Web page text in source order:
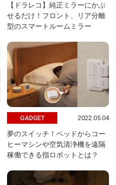
【ドラレコ】純正ミラーにかぶ
せるだけ！フロント、リア分離
型のスマートルームミラー
GADGET 2022.05.04
夢のスイッチ！ベッドからコー
ヒーマシンや空気清浄機を遠隔
稼働できる指ロボットとは？